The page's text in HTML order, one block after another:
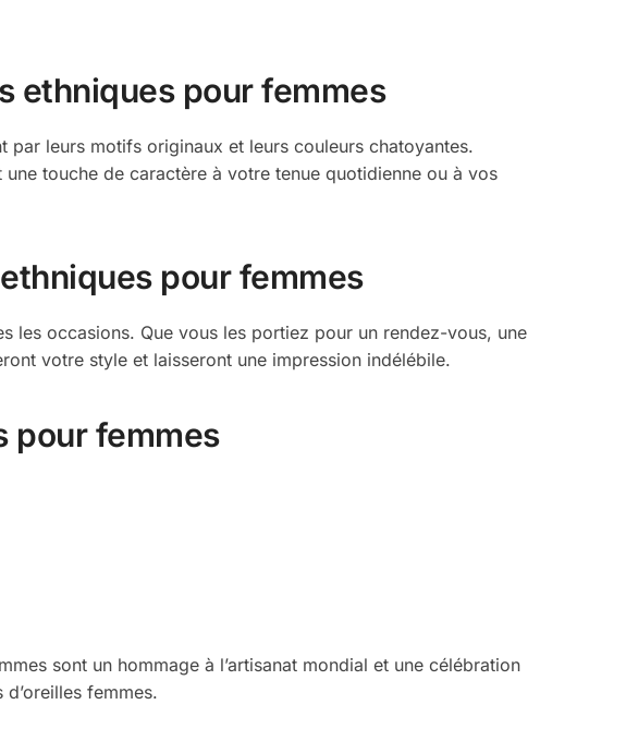
ethniques pour femmes
leurs motifs originaux et leurs couleurs chatoyantes.
touche de caractère à votre tenue quotidienne ou à vos
pour femmes
les occasions. Que vous les portiez pour un rendez-vous, une
votre style et laisseront une impression indélébile.
pour femmes
sont un hommage à l’artisanat mondial et une célébration
femmes.